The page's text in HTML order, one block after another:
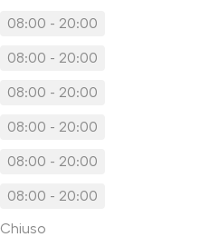
08:00 - 20:00
08:00 - 20:00
08:00 - 20:00
08:00 - 20:00
08:00 - 20:00
08:00 - 20:00
Chiuso